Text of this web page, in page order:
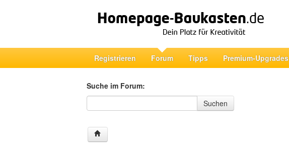
Registrieren Forum Tipps Premium-Upgrades
Suche im Forum:
Suche im Forum
Suchen